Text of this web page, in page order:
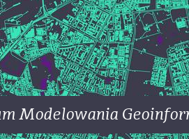
Modelowania